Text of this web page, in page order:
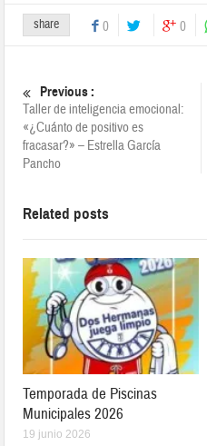
share 0 0
Previous :
Taller de inteligencia emocional:
«¿Cuánto de positivo es
fracasar?» – Estrella García
Pancho
Related posts
Temporada de Piscinas
Municipales 2026
19 junio 2026